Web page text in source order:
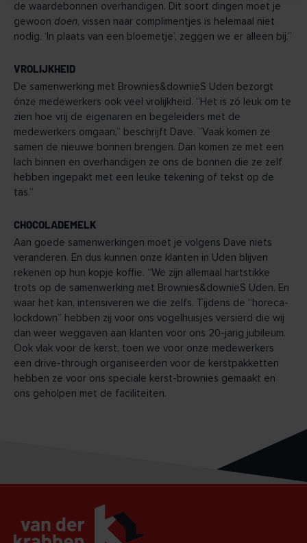
de waardebonnen overhandigen. Dit soort dingen moet je
gewoon doen, vissen naar complimentjes is helemaal niet
nodig. ‘In plaats van een bloemetje’, zeggen we er alleen bij.”
VROLIJKHEID
De samenwerking met Brownies&downieS Uden bezorgt
ónze medewerkers ook veel vrolijkheid. “Het is zó leuk om te
zien hoe vrij de eigenaren en begeleiders met de
medewerkers omgaan,” beschrijft Dave. ”Vaak komen ze
samen de nieuwe bonnen brengen. Dan komen ze met een
lach binnen en overhandigen ze ons de bonnen die ze zelf
hebben ingepakt met een leuke tekening of tekst op de
tas.”
CHOCOLADEMELK
Aan goede samenwerkingen moet je volgens Dave niets
veranderen. En dus kunnen onze klanten in Uden blijven
rekenen op hun kopje koffie. “We zijn allemaal hartstikke
trots op de samenwerking met Brownies&downieS Uden. En
waar het kan, intensiveren we die zelfs. Tijdens de “horeca-
lockdown” hebben zij voor ons vogelhuisjes versierd die wij
dan weer weggaven aan klanten voor ons 20-jarig jubileum.
Ook vlak voor de kerst, toen we voor onze medewerkers
een drive-through organiseerden voor de kerstpakketten
hebben ze voor ons speciale kerst-brownies gemaakt en
ons geholpen met de faciliteiten.